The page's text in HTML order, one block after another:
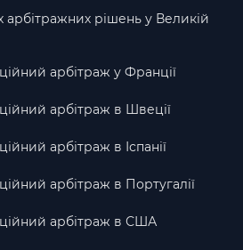
арбітражних рішень у Великій
арбітраж у Франції
арбітраж в Швеції
арбітраж в Іспанії
арбітраж в Португалії
арбітраж в США